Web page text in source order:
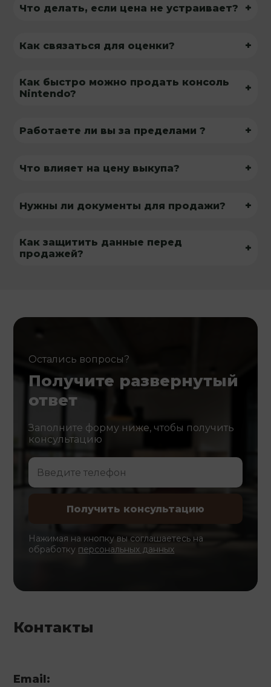
Что делать, если цена не устраивает? +
Как связаться для оценки? +
Как быстро можно продать консоль
Nintendo?
+
Работаете ли вы за пределами ? +
Что влияет на цену выкупа? +
Нужны ли документы для продажи? +
Как защитить данные перед
продажей?
+
Остались вопросы?
Получите развернутый
ответ
Заполните форму ниже, чтобы получить
консультацию
Нажимая на кнопку вы соглашаетесь на
обработку персональных данных
Контакты
Email: